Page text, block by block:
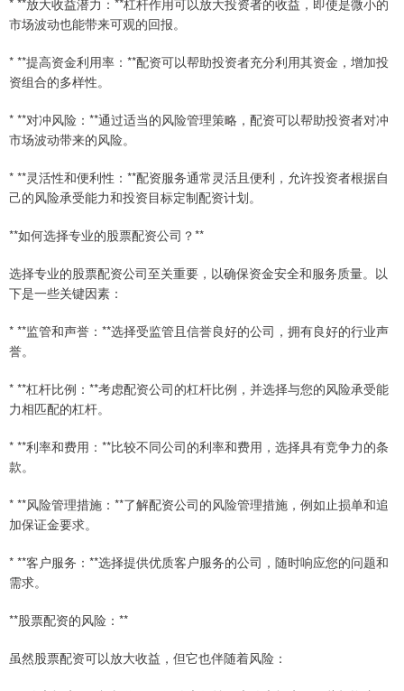
* **放大收益潜力：**杠杆作用可以放大投资者的收益，即使是微小的
市场波动也能带来可观的回报。
* **提高资金利用率：**配资可以帮助投资者充分利用其资金，增加投
资组合的多样性。
* **对冲风险：**通过适当的风险管理策略，配资可以帮助投资者对冲
市场波动带来的风险。
* **灵活性和便利性：**配资服务通常灵活且便利，允许投资者根据自
己的风险承受能力和投资目标定制配资计划。
**如何选择专业的股票配资公司？**
选择专业的股票配资公司至关重要，以确保资金安全和服务质量。以
下是一些关键因素：
* **监管和声誉：**选择受监管且信誉良好的公司，拥有良好的行业声
誉。
* **杠杆比例：**考虑配资公司的杠杆比例，并选择与您的风险承受能
力相匹配的杠杆。
* **利率和费用：**比较不同公司的利率和费用，选择具有竞争力的条
款。
* **风险管理措施：**了解配资公司的风险管理措施，例如止损单和追
加保证金要求。
* **客户服务：**选择提供优质客户服务的公司，随时响应您的问题和
需求。
**股票配资的风险：**
虽然股票配资可以放大收益，但它也伴随着风险：